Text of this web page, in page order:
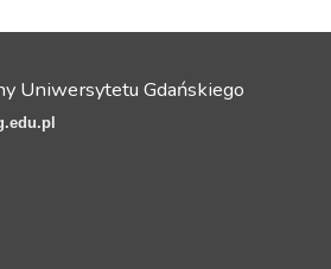
Uniwersytetu Gdańskiego